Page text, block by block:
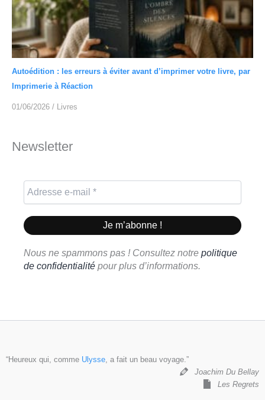
Autoédition : les erreurs à éviter avant d’imprimer votre livre, par
Imprimerie à Réaction
01/06/2026 / Livres
Newsletter
Nous ne spammons pas ! Consultez notre politique
de confidentialité pour plus d’informations.
“Heureux qui, comme Ulysse, a fait un beau voyage.”
Joachim Du Bellay
Les Regrets